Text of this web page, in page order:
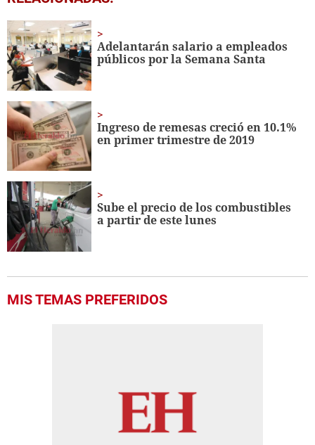
seconds
52
seconds
Adelantarán salario a empleados
públicos por la Semana Santa
Ingreso de remesas creció en 10.1%
en primer trimestre de 2019
Sube el precio de los combustibles
a partir de este lunes
MIS TEMAS PREFERIDOS